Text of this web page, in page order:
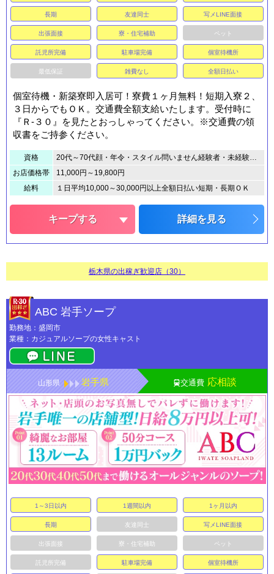
長期 友達同士 写メLINE面接
出張面接 寮・住宅補助 ペット
託児所完備 駐車場完備 個室待機所
最低保証 雑費なし 全額日払い
個室待機・新築寮即入居可！寮費１ヶ月無料！短期入寮２、
３日からでもＯＫ。交通費全額支給いたします。受付時に
『Ｒ-３０』を見たとおっしゃってください。※交通費の領
収書をご持参ください。
資格
20代～70代顔・年令・スタイル問いません経験者・未経験者共に大歓迎運転免許証、保険証、マイナンバーカード等の身分証が必要です。
お店価格帯
11,000円～19,800円
給料
１日平均10,000～30,000円以上全額日払い短期・長期ＯＫ
キープする 詳細を見る
栃木県の出稼ぎ歓迎店（30）
ABC 岩手ソープ
勤務地：盛岡市
業種：カジュアルソープの女性キャスト
山形県 岩手県 交通費 応相談
1～3日以内 1週間以内 1ヶ月以内
長期 友達同士 写メLINE面接
出張面接 寮・住宅補助 ペット
託児所完備 駐車場完備 個室待機所